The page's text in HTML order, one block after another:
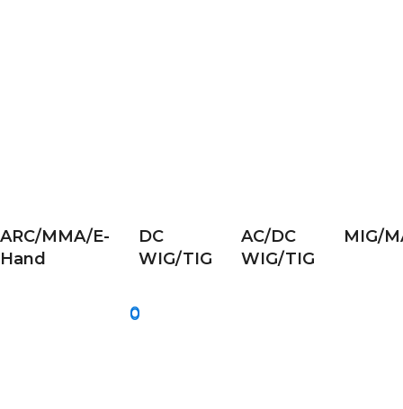
ARC/MMA/E-
Hand
DC
WIG/TIG
AC/DC
WIG/TIG
MIG/
0
0